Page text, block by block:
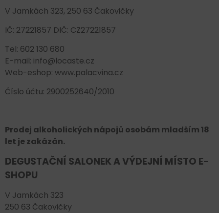
V Jamkách 323, 250 63 Čakovičky
IČ: 27221857 DIČ: CZ27221857
Tel: 602 130 680
E-mail: info@locaste.cz
Web-eshop: www.palacvina.cz
Číslo účtu: 2900252640/2010
Prodej alkoholických nápojů osobám mladším 18
let je zakázán.
DEGUSTAČNÍ SALONEK A VÝDEJNÍ MÍSTO E-
SHOPU
V Jamkách 323
250 63 Čakovičky